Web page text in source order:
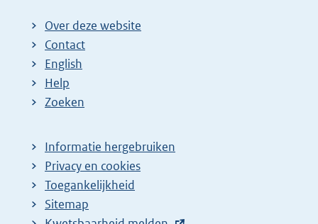
Over deze website
Contact
English
Help
Zoeken
Informatie hergebruiken
Privacy en cookies
Toegankelijkheid
Sitemap